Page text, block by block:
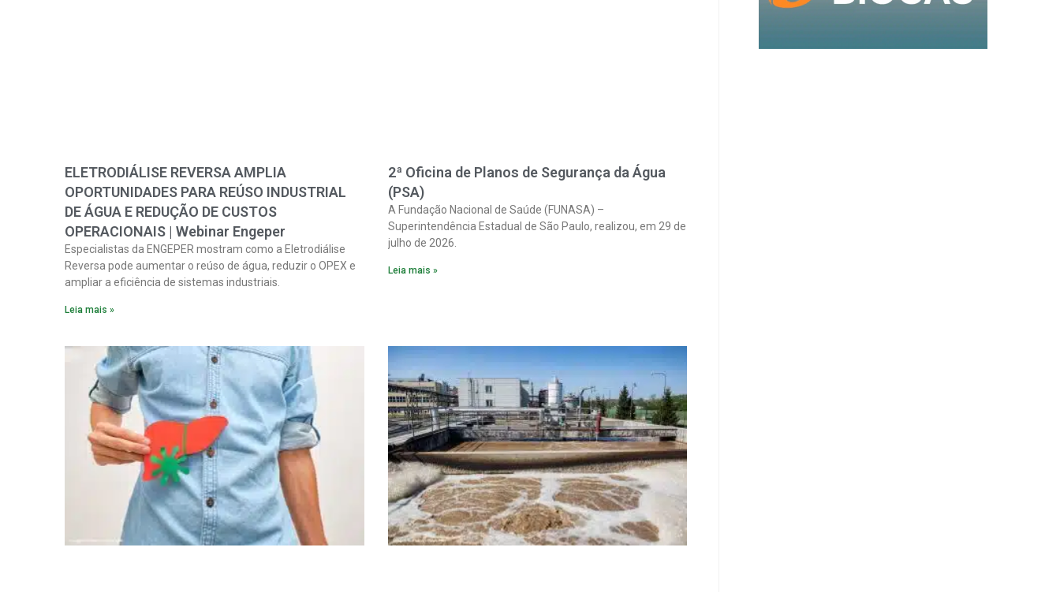
ELETRODIÁLISE REVERSA AMPLIA
OPORTUNIDADES PARA REÚSO INDUSTRIAL
DE ÁGUA E REDUÇÃO DE CUSTOS
OPERACIONAIS | Webinar Engeper
Especialistas da ENGEPER mostram como a Eletrodiálise
Reversa pode aumentar o reúso de água, reduzir o OPEX e
ampliar a eficiência de sistemas industriais.
Leia mais »
2ª Oficina de Planos de Segurança da Água
(PSA)
A Fundação Nacional de Saúde (FUNASA) –
Superintendência Estadual de São Paulo, realizou, em 29 de
julho de 2026.
Leia mais »